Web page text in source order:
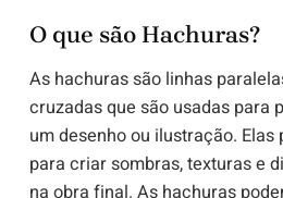
O que são Hachuras?
As hachuras são linhas
cruzadas que são usadas para
um desenho ou ilustração. Elas
para criar sombras, texturas e
na obra final. As hachuras